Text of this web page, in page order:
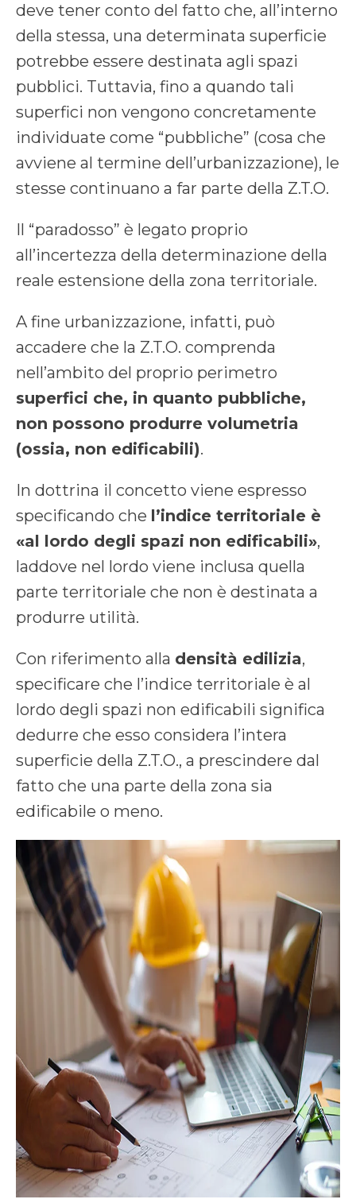
deve tener conto del fatto che, all’interno
della stessa, una determinata superficie
potrebbe essere destinata agli spazi
pubblici. Tuttavia, fino a quando tali
superfici non vengono concretamente
individuate come “pubbliche” (cosa che
avviene al termine dell’urbanizzazione), le
stesse continuano a far parte della Z.T.O.
Il “paradosso” è legato proprio
all’incertezza della determinazione della
reale estensione della zona territoriale.
A fine urbanizzazione, infatti, può
accadere che la Z.T.O. comprenda
nell’ambito del proprio perimetro
superfici che, in quanto pubbliche,
non possono produrre volumetria
(ossia, non edificabili).
In dottrina il concetto viene espresso
specificando che l’indice territoriale è
«al lordo degli spazi non edificabili»,
laddove nel lordo viene inclusa quella
parte territoriale che non è destinata a
produrre utilità.
Con riferimento alla densità edilizia,
specificare che l’indice territoriale è al
lordo degli spazi non edificabili significa
dedurre che esso considera l’intera
superficie della Z.T.O., a prescindere dal
fatto che una parte della zona sia
edificabile o meno.